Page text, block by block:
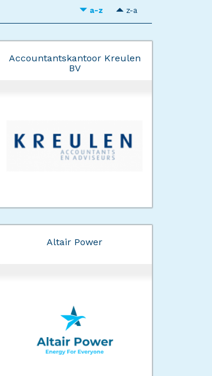
a-z z-a
Accountantskantoor Kreulen
BV
Altair Power